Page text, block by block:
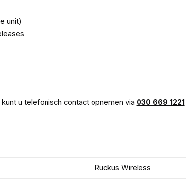
unit)
u telefonisch contact opnemen via 030 669 1221
Ruckus Wireless